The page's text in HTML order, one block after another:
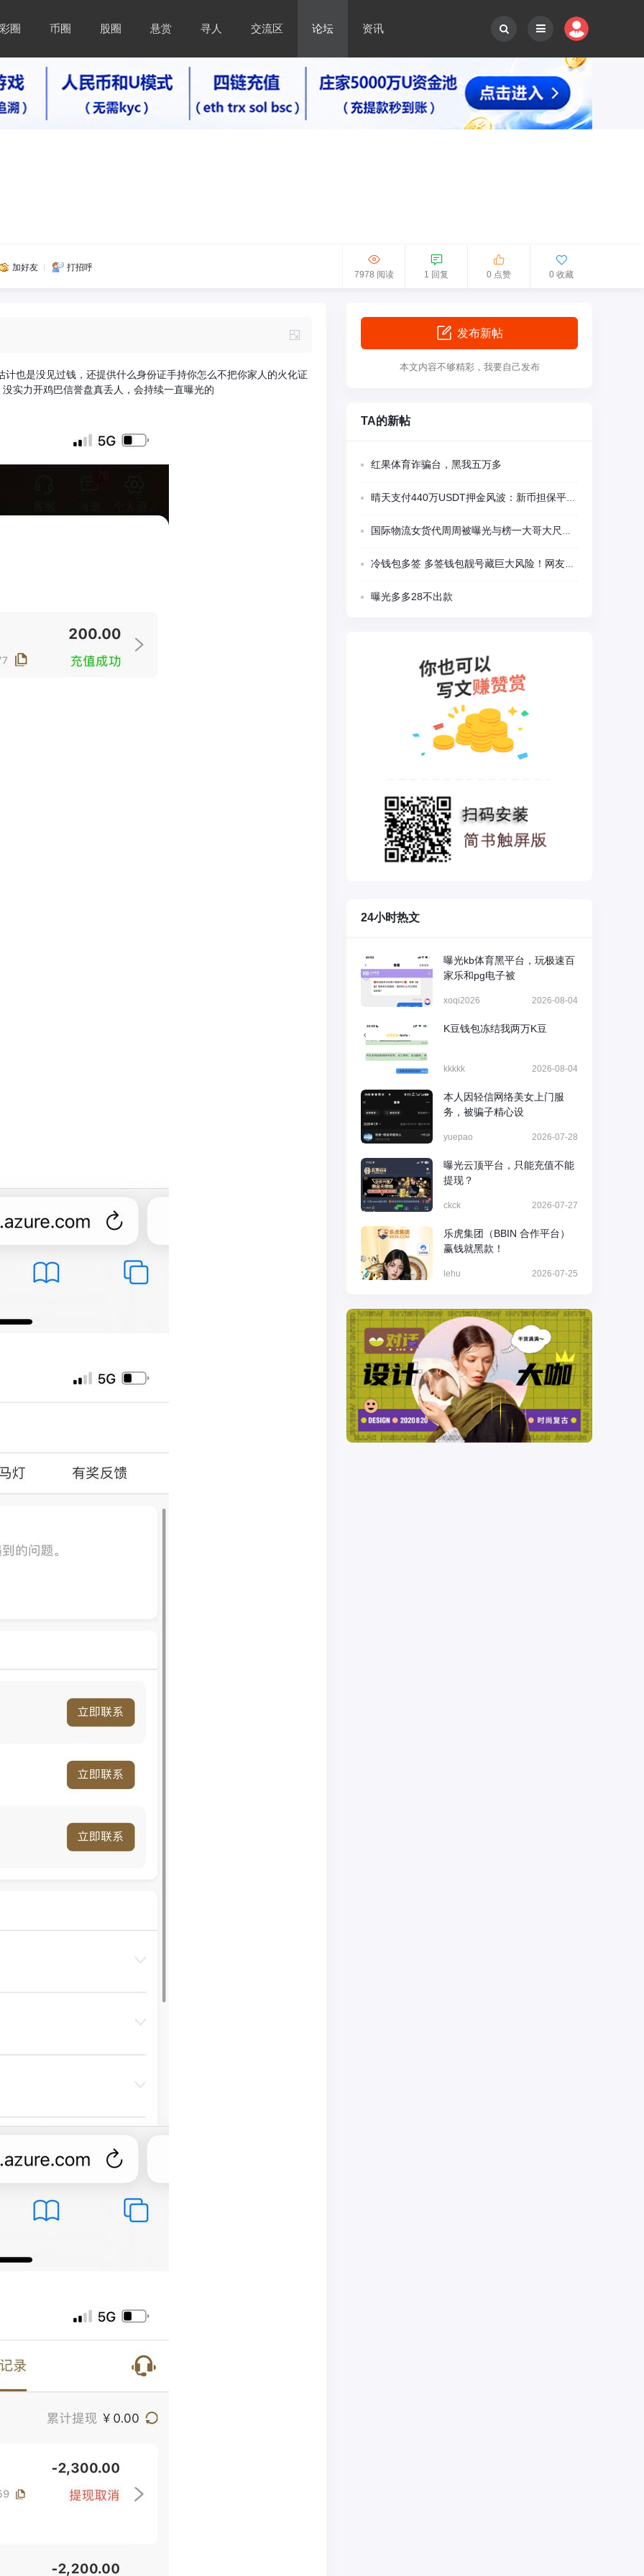
彩圈 币圈 股圈 悬赏 寻人 交流区 论坛 资讯
加好友 打招呼
7978 阅读 1 回复 0 点赞 0 收藏
也是没见过钱，还提供什么身份证手持你怎么不把你家人的火化证
实力开鸡巴信誉盘真丢人，会持续一直曝光的
发布新帖
本文内容不够精彩，我要自己发布
TA的新帖
红果体育诈骗台，黑我五万多
晴天支付440万USDT押金风波：新币担保平台多项异常被集中质疑
国际物流女货代周周被曝光与榜一大哥大尺度视频聊天
冷钱包多签 多签钱包靓号藏巨大风险！网友千U刚转入瞬间被盗 卖家留后门精准蹲守
曝光多多28不出款
24小时热文
曝光kb体育黑平台，玩极速百
家乐和pg电子被
xoqi2026 2026-08-04
K豆钱包冻结我两万K豆
kkkkk 2026-08-04
本人因轻信网络美女上门服
务，被骗子精心设
yuepao 2026-07-28
曝光云顶平台，只能充值不能
提现？
ckck 2026-07-27
乐虎集团（BBIN 合作平台）
赢钱就黑款！
lehu 2026-07-25